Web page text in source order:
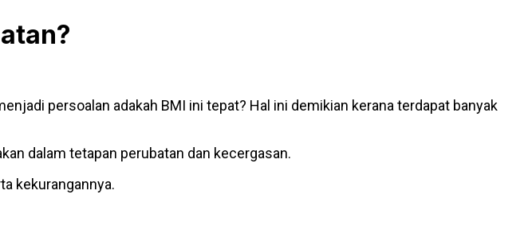
persoalan adakah BMI ini tepat? Hal ini demikian kerana terdapat banyak
dalam tetapan perubatan dan kecergasan.
kekurangannya.